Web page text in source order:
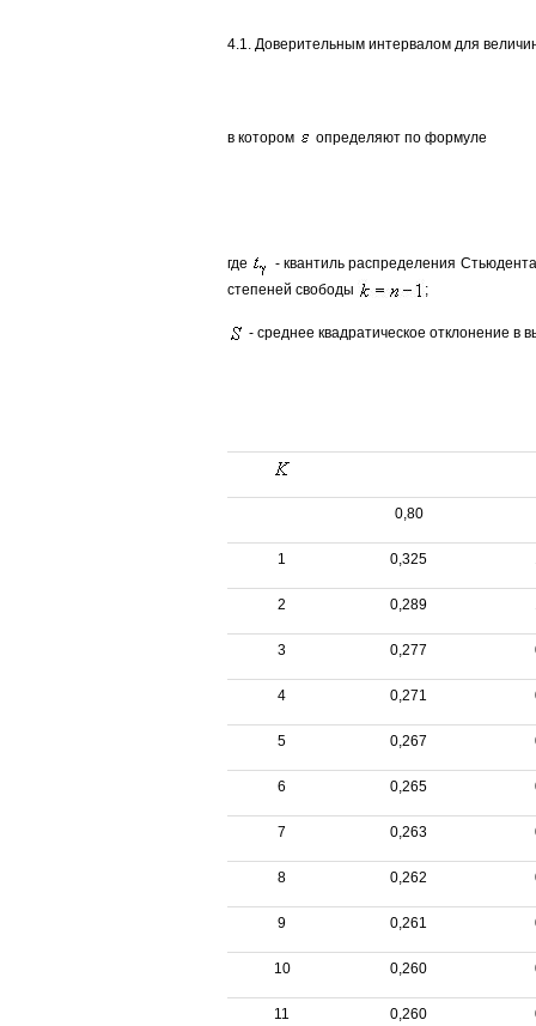
4.1. Доверительным интервалом для
в котором определяют по формуле
где
- квантиль распределения
степеней свободы
;
- среднее квадратическое отклонение в
0,80
1 0,325
2 0,289
3 0,277
4 0,271
5 0,267
6 0,265
7 0,263
8 0,262
9 0,261
10 0,260
11 0,260